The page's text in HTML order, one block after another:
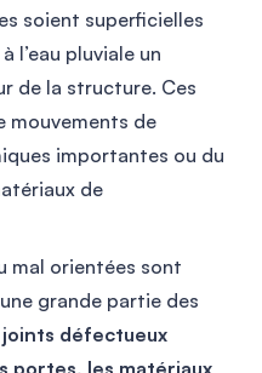
soient superficielles
l’eau pluviale un
de la structure. Ces
mouvements de
importantes ou du
de
mal orientées sont
grande partie des
joints défectueux